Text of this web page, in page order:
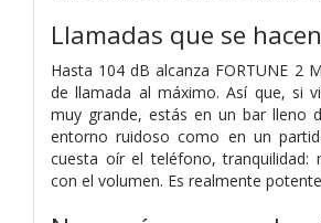
Llamadas que se
Hasta 104 dB alcanza FORTUNE 2
de llamada al máximo. Así que, si
muy grande, estás en un bar lleno
entorno ruidoso como en un
cuesta oír el teléfono, tranquilidad:
con el volumen. Es realmente